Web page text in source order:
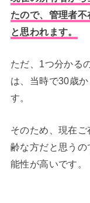
たので、管理者
と思われます。
ただ、1つ分かる
は、当時で30歳
す。
そのため、現在
齢な方だと思う
能性が高いです。